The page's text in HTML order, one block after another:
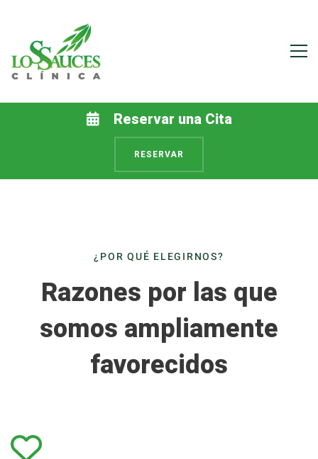
Reservar una Cita
RESERVAR
¿POR QUÉ ELEGIRNOS?
Razones por las que
somos ampliamente
favorecidos